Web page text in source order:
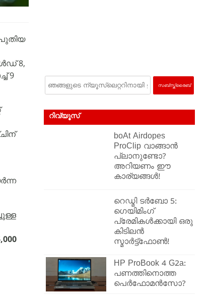
8,
9
റിവ്യൂസ്
boAt Airdopes
ProClip വാങ്ങാൻ
പ്ലാനുണ്ടോ?
അറിയണം ഈ
കാര്യങ്ങൾ!
റെഡ്മി ടർബോ 5:
ഗെയിമിംഗ്
പ്രേമികൾക്കായി ഒരു
കിടിലൻ
സ്മാർട്ട്ഫോൺ!
HP ProBook 4 G2a:
പണത്തിനൊത്ത
പെർഫോമൻസോ?